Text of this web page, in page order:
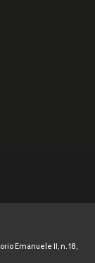
Emanuele II, n. 18,